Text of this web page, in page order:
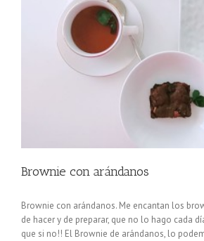
Brownie con arándanos
Brownie con arándanos. Me encantan los
de hacer y de preparar, que no lo hago cada
que si no!! El Brownie de arándanos, lo